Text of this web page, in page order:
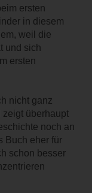
ersten
in diesem
weil die
und sich
ersten
nicht ganz
überhaupt
noch an
Buch eher für
schon besser